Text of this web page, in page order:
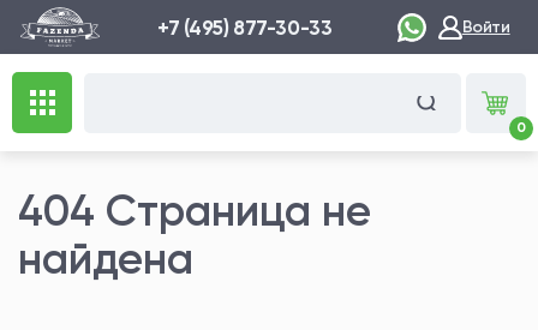
+7 (495) 877-30-33 Войти
0
404 Страница не
найдена